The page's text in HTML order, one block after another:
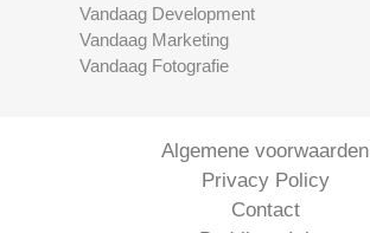
Vandaag Development
Vandaag Marketing
Vandaag Fotografie
Algemene voorwaarden
Privacy Policy
Contact